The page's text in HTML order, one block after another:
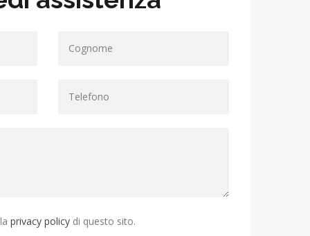
privacy policy di questo sito.